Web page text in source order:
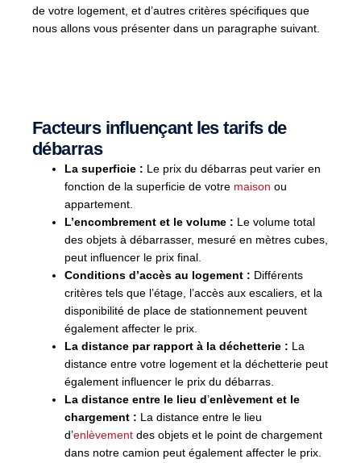
de votre logement, et d’autres critères spécifiques que
nous allons vous présenter dans un paragraphe suivant.
Facteurs influençant les tarifs de
débarras
La superficie : Le prix du débarras peut varier en
fonction de la superficie de votre maison ou
appartement.
L’encombrement et le volume : Le volume total
des objets à débarrasser, mesuré en mètres cubes,
peut influencer le prix final.
Conditions d’accès au logement : Différents
critères tels que l’étage, l’accès aux escaliers, et la
disponibilité de place de stationnement peuvent
également affecter le prix.
La distance par rapport à la déchetterie : La
distance entre votre logement et la déchetterie peut
également influencer le prix du débarras.
La distance entre le lieu d’enlèvement et le
chargement : La distance entre le lieu
d’enlèvement des objets et le point de chargement
dans notre camion peut également affecter le prix.